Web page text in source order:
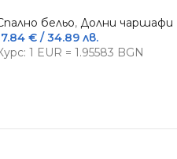
бельо, Долни чаршафи
€ / 34.89 лв.
1 EUR = 1.95583 BGN